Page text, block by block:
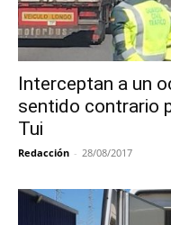
Interceptan a un
sentido contrario
Tui
Redacción - 28/08/2017